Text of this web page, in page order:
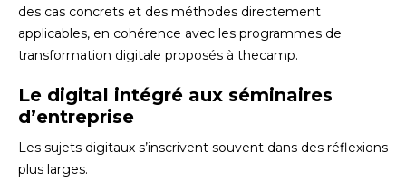
des cas concrets et des méthodes directement
applicables, en cohérence avec les programmes de
transformation digitale proposés à thecamp.
Le digital intégré aux séminaires
d’entreprise
Les sujets digitaux s’inscrivent souvent dans des réflexions
plus larges.